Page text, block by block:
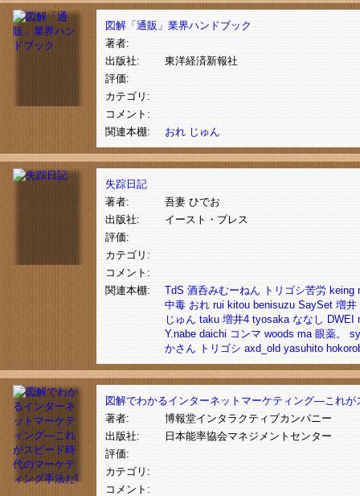
図解「通販」業界ハンドブック
著者:
出版社:
東洋経済新報社
評価:
カテゴリ:
コメント:
関連本棚:
おれ じゅん
失踪日記
著者:
吾妻 ひでお
出版社:
イースト・プレス
評価:
カテゴリ:
コメント:
関連本棚:
TdS 酒呑みむーねん トリゴシ苦労 keing
中毒 おれ rui kitou benisuzu SaySet 増井
じゅん taku 増井4 tyosaka ななし DWEI
Y.nabe daichi コンマ woods ma 眼薬。
かさん トリゴシ axd_old yasuhito
図解でわかるインターネットマーケティング―これ
著者:
博報堂インタラクティブカンパニー
出版社:
日本能率協会マネジメントセンター
評価:
カテゴリ:
コメント: